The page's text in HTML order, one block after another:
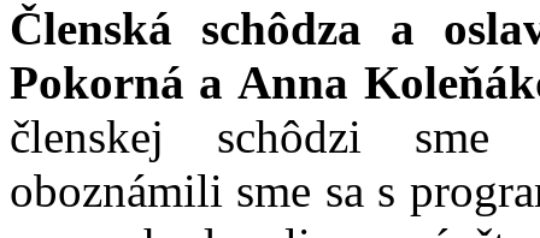
Členská schôdza a
Pokorná a Anna
členskej schôdzi sme
oboznámili sme sa s